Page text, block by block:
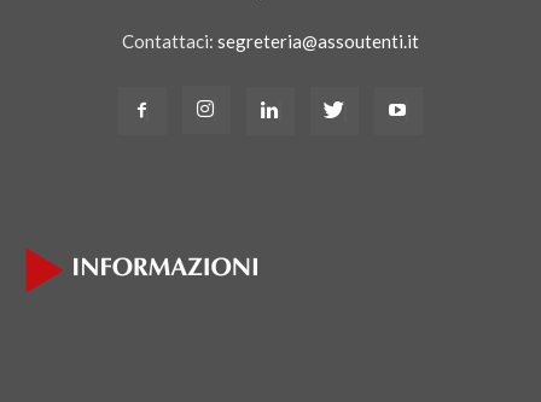
Contattaci: segreteria@assoutenti.it